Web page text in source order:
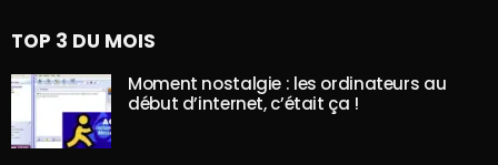
TOP 3 DU MOIS
Moment nostalgie : les ordinateurs au
début d’internet, c’était ça !